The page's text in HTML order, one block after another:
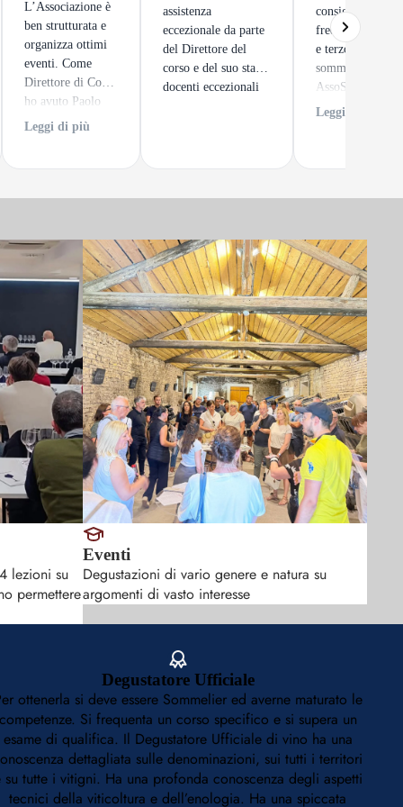
L’Associazione è
ben strutturata e
organizza ottimi
eventi. Come
Direttore di Corso
ho avuto Paolo
Firmani,
Leggi di più
assistenza
eccezionale da parte
del Direttore del
corso e del suo staff,
docenti eccezionali
consigliato! Ho
frequentato il
e terzo livello da
sommelier ad
AssoSommelier
Perugia.
approfonditi che
concretamente la
conoscenza del
L’esame finale è
impegnativo,
soddisfazione
volta superato
ogni sforzo.
Leggi di più
lezioni su
permettere
Eventi
Degustazioni di vario genere e natura su
argomenti di vasto interesse
Degustatore Ufficiale
ottenerla si deve essere Sommelier ed averne maturato le
competenze. Si frequenta un corso specifico e si supera un
esame di qualifica. Il Degustatore Ufficiale di vino ha una
dettagliata sulle denominazioni, sui tutti i territori
su tutte i vitigni. Ha una profonda conoscenza degli aspetti
tecnici della viticoltura e dell’enologia. Ha una spiccata